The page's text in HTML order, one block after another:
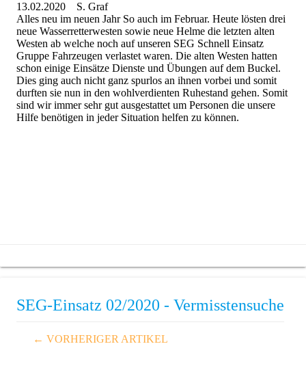
13.02.2020
S. Graf
Alles neu im neuen Jahr So auch im Februar. Heute lösten drei
neue Wasserretterwesten sowie neue Helme die letzten alten
Westen ab welche noch auf unseren SEG Schnell Einsatz
Gruppe Fahrzeugen verlastet waren. Die alten Westen hatten
schon einige Einsätze Dienste und Übungen auf dem Buckel.
Dies ging auch nicht ganz spurlos an ihnen vorbei und somit
durften sie nun in den wohlverdienten Ruhestand gehen. Somit
sind wir immer sehr gut ausgestattet um Personen die unsere
Hilfe benötigen in jeder Situation helfen zu können.
SEG-Einsatz 02/2020 - Vermisstensuche
← VORHERIGER ARTIKEL